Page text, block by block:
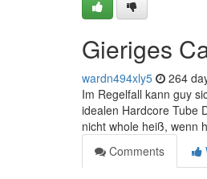
Gieriges
wardn494xly5 264
Im Regelfall kann guy
idealen Hardcore Tube
nicht whole heiß, wenn
Comments